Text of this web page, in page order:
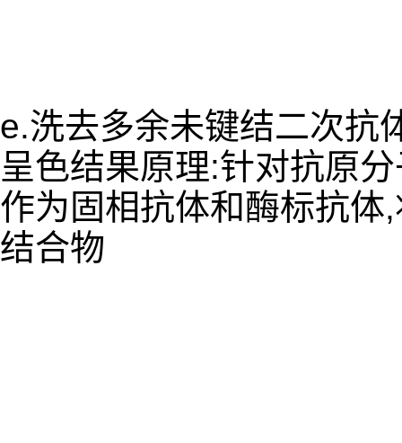
e.洗去多余未键结二次抗
呈色结果原理:针对抗原
作为固相抗体和酶标抗
结合物